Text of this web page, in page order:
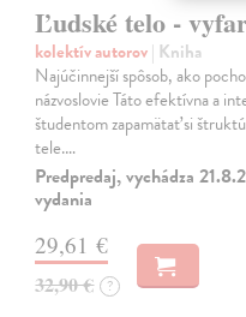
Ľudské telo -
kolektív autorov| Kniha
Najúčinnejší spôsob, ako
názvoslovie Táto efektívna a
študentom zapamätať si
tele.…
Predpredaj, vychádza
vydania
29,61 €
32,90 € ?